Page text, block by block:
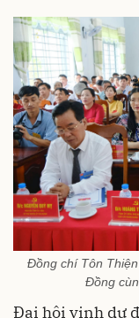
Đồng chí Tôn
Đồng
Đại hội vinh dự